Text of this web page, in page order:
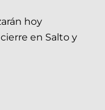
hoy
en Salto y